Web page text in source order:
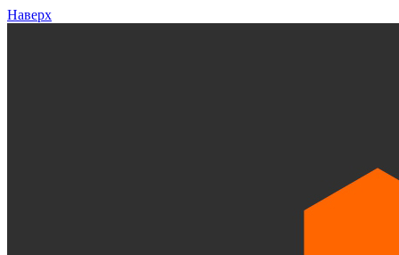
Наверх